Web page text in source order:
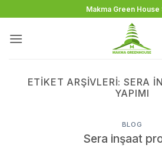
atla
Makma Green House
ETIKET ARŞIVLERI:SERA
YAPIMI
BLOG
Sera inşaat